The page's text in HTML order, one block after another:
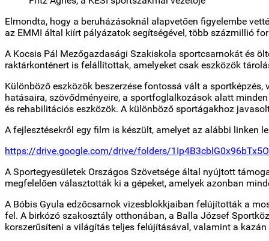
Elmondta, hogy a beruházásoknál alapvetően figyelembe
az EMMI által kiírt pályázatok segítségével, több százmillió
A Kocsis Pál Mezőgazdasági Szakiskola sportcsarnokát és
raktárkonténert is felállítottak, amelyeket csak eszközök
Különböző eszközök beszerzése fontossá vált a
hatásaira, szövődményeire, a sportfoglalkozások alatt
és rehabilitációs eszközök. A különböző sportágakhoz
A fejlesztésekről egy film is készült, amelyet az alábbi linken
https://drive.google.com/drive/folders/
A Sportegyesületek Országos Szövetsége által nyújtott
megfelelően választották ki a gépeket, amelyek azonban
A Bóbis Gyula edzőcsarnok vizesblokkjaiban felújították a
fel. A birkózó szakosztály otthonában, a Balla József
korszerűsíteni a világítás teljes felújításával, valamint a kazán